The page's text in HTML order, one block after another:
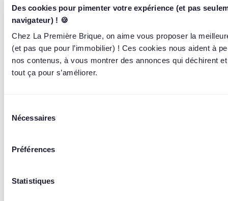
Des cookies pour pimenter votre expérience (et pas
navigateur) ! 🍪
Chez La Première Brique, on aime vous proposer la
(et pas que pour l’immobilier) ! Ces cookies nous aident à
nos contenus, à vous montrer des annonces qui déchirent
tout ça pour s’améliorer.
Nécessaires
Préférences
Statistiques
10,50% / ansur 14 mois
1 303
briqueurs ont investi
Terminé le 20 juil. 2024